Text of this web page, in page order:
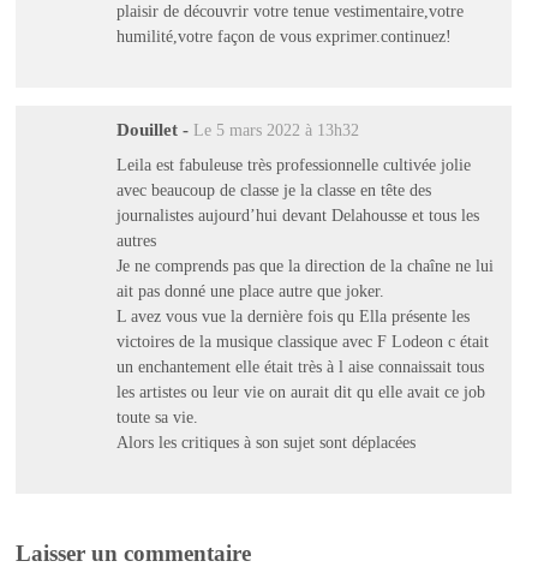
plaisir de découvrir votre tenue vestimentaire,votre
humilité,votre façon de vous exprimer.continuez!
Douillet - Le 5 mars 2022 à 13h32
Leila est fabuleuse très professionnelle cultivée jolie
avec beaucoup de classe je la classe en tête des
journalistes aujourd’hui devant Delahousse et tous les
autres
Je ne comprends pas que la direction de la chaîne ne lui
ait pas donné une place autre que joker.
L avez vous vue la dernière fois qu Ella présente les
victoires de la musique classique avec F Lodeon c était
un enchantement elle était très à l aise connaissait tous
les artistes ou leur vie on aurait dit qu elle avait ce job
toute sa vie.
Alors les critiques à son sujet sont déplacées
Laisser un commentaire